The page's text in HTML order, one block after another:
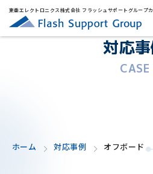
東亜エレクトロニクス株式会社 フラッシュサポートグループ
対応
CASE
ホーム 対応事例 オフボード